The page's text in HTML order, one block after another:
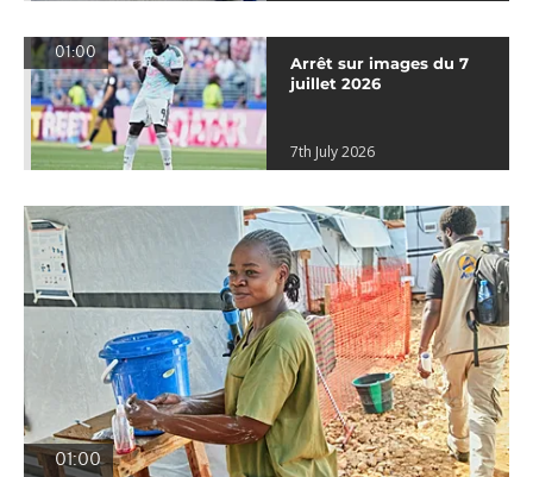
01:00
Arrêt sur images du 7
juillet 2026
7th July 2026
01:00